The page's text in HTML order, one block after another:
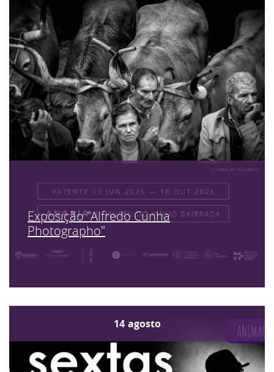
Exposição "Alfredo Cunha
Photographo"
14 agosto